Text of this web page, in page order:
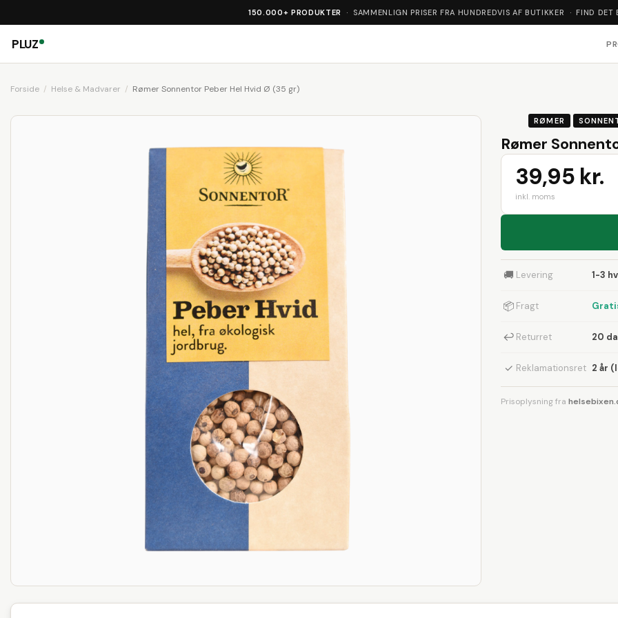
150.000+ PRODUKTER · SAMMENLIGN PRISER FRA HUNDREDVIS AF BUTIKKER · FIND DET
PLUZ
Forside Helse & Madvarer Rømer Sonnentor Peber Hel Hvid Ø (35 gr)
RØMER
Rømer
39,95 kr.
inkl. moms
🚚 Levering 1-3
📦 Fragt
↩ Returret 20
✓ Reklamationsret 2 år
Prisoplysning fra